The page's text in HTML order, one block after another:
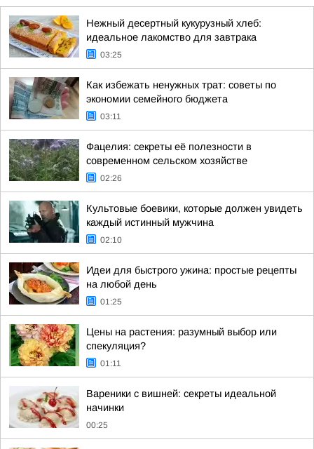
Нежный десертный кукурузный хлеб:
идеальное лакомство для завтрака
03:25
Как избежать ненужных трат: советы по
экономии семейного бюджета
03:11
Фацелия: секреты её полезности в
современном сельском хозяйстве
02:26
Культовые боевики, которые должен увидеть
каждый истинный мужчина
02:10
Идеи для быстрого ужина: простые рецепты
на любой день
01:25
Цены на растения: разумный выбор или
спекуляция?
01:11
Вареники с вишней: секреты идеальной
начинки
00:25